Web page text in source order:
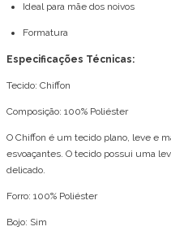
Ideal para mãe dos noivos
Formatura
Especificações Técnicas:
Tecido: Chiffon
Composição: 100% Poliéster
O Chiffon é um tecido plano, leve e
esvoaçantes. O tecido possui uma
delicado.
Forro: 100% Poliéster
Bojo: Sim